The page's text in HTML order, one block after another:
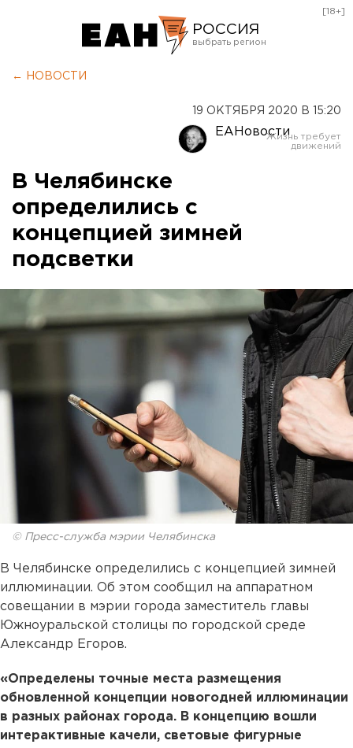
РОССИЯ
Оренбург
[18+]
← НОВОСТИ
19 ОКТЯБРЯ 2020 В 15:20
ЕАНовости
В Челябинске
определились с
концепцией зимней
подсветки
© Пресс-служба мэрии Челябинска
В Челябинске определились с концепцией зимней
иллюминации. Об этом сообщил на аппаратном
совещании в мэрии города заместитель главы
Южноуральской столицы по городской среде
Александр Егоров.
«Определены точные места размещения
обновленной концепции новогодней иллюминации
в разных районах города. В концепцию вошли
интерактивные качели, световые фигурные